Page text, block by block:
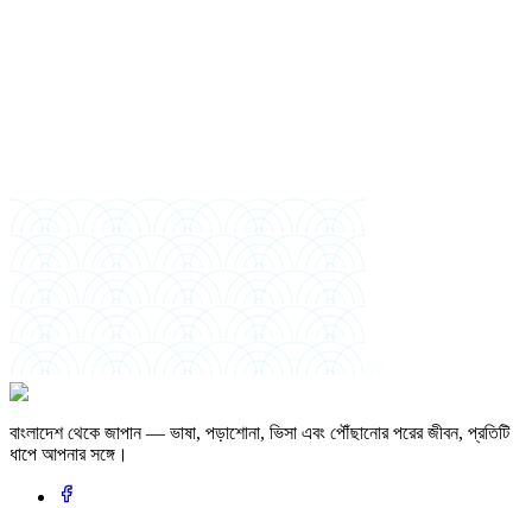
বাংলাদেশ থেকে জাপান — ভাষা, পড়াশোনা, ভিসা এবং পৌঁছানোর পরের জীবন, প্রতিটি
ধাপে আপনার সঙ্গে।